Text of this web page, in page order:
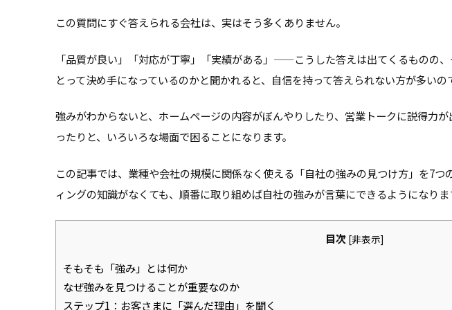
この質問にすぐ答えられる会社は、実はそう多くありません。
「品質が良い」「対応が丁寧」「実績がある」——こうした答えは出てくるものの
とって決め手になっているのかと聞かれると、自信を持って答えられない方が多いの
強みがわからないと、ホームページの内容がぼんやりしたり、営業トークに説得力
ったりと、いろいろな場面で困ることになります。
この記事では、業種や会社の規模に関係なく使える「自社の強みの見つけ方」を7つ
ィングの知識がなくても、順番に取り組めば自社の強みが言葉にできるようになりま
目次 [非表示]
そもそも「強み」とは何か
なぜ強みを見つけることが重要なのか
ステップ1：お客さまに「選んだ理由」を聞く